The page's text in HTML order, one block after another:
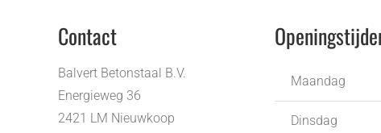
Contact
Balvert Betonstaal B.V.
Energieweg 36
2421 LM Nieuwkoop
Maandag
Dinsdag